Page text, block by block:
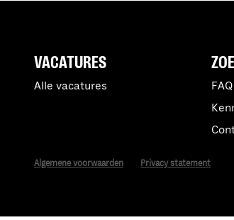
FAQ
VACATURES
Alle vacatures
Algemene voorwaarden Privacy statement